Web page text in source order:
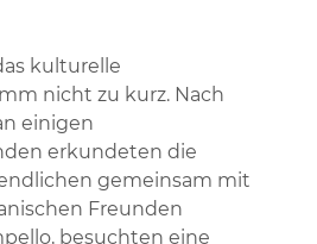
kulturelle
nicht zu kurz. Nach
einigen
erkundeten die
gemeinsam mit
Freunden
besuchten eine